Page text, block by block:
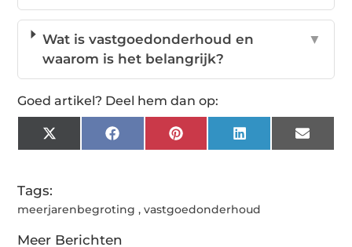
Wat is vastgoedonderhoud en
waarom is het belangrijk?
▼
Goed artikel? Deel hem dan op:
X
(Twitter)
FacebookPinterestLinkedInEmail
Tags:
meerjarenbegroting ,vastgoedonderhoud
Meer Berichten